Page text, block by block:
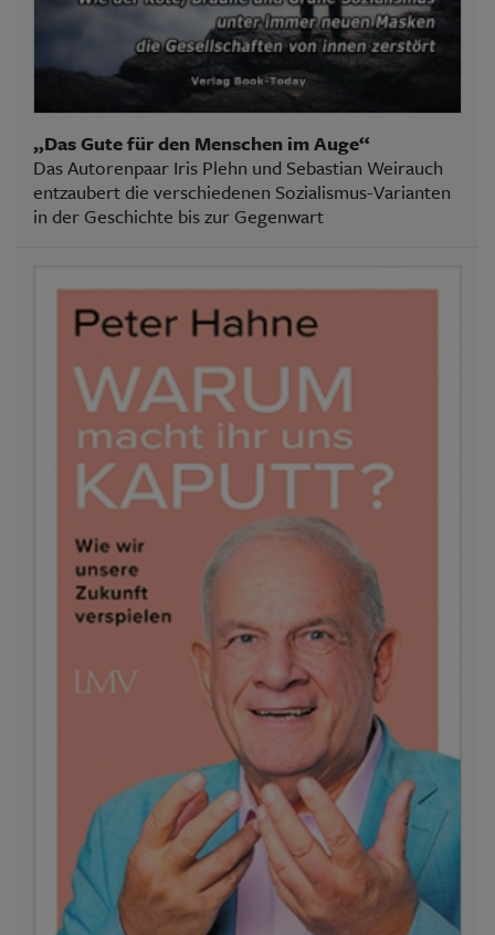
„Das Gute für den Menschen im Auge“
Das Autorenpaar Iris Plehn und Sebastian Weirauch
entzaubert die verschiedenen Sozialismus-Varianten
in der Geschichte bis zur Gegenwart